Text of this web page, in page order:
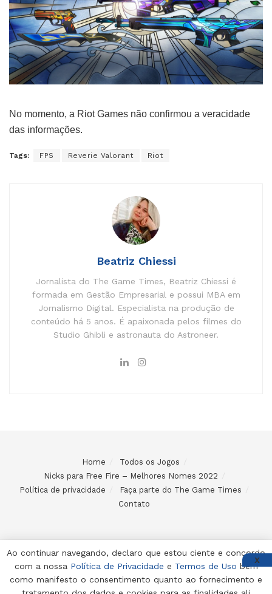
No momento, a Riot Games não confirmou a veracidade
das informações.
Tags: FPS Reverie Valorant Riot
Beatriz Chiessi
Jornalista do The Game Times, Beatriz Chiessi é
formada em Gestão Empresarial e possui MBA em
Jornalismo Digital. Especialista na produção de
conteúdo há 5 anos. É apaixonada pelos filmes do
Studio Ghibli e astronauta do Astroneer.
Home
Todos os Jogos
Nicks para Free Fire – Melhores Nomes 2022
Política de privacidade
Faça parte do The Game Times
Contato
© 2024 Desenvolvido e mantido por Code Soluções
Ao continuar navegando, declaro que estou ciente e concordo
com a nossa Política de Privacidade e Termos de Uso bem
como manifesto o consentimento quanto ao fornecimento e
X